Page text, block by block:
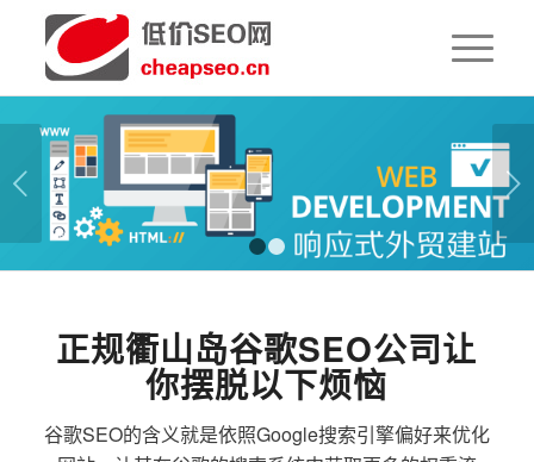
下一页
1 2
正规衢山岛谷歌SEO公司让
你摆脱以下烦恼
谷歌SEO的含义就是依照Google搜索引擎偏好来优化